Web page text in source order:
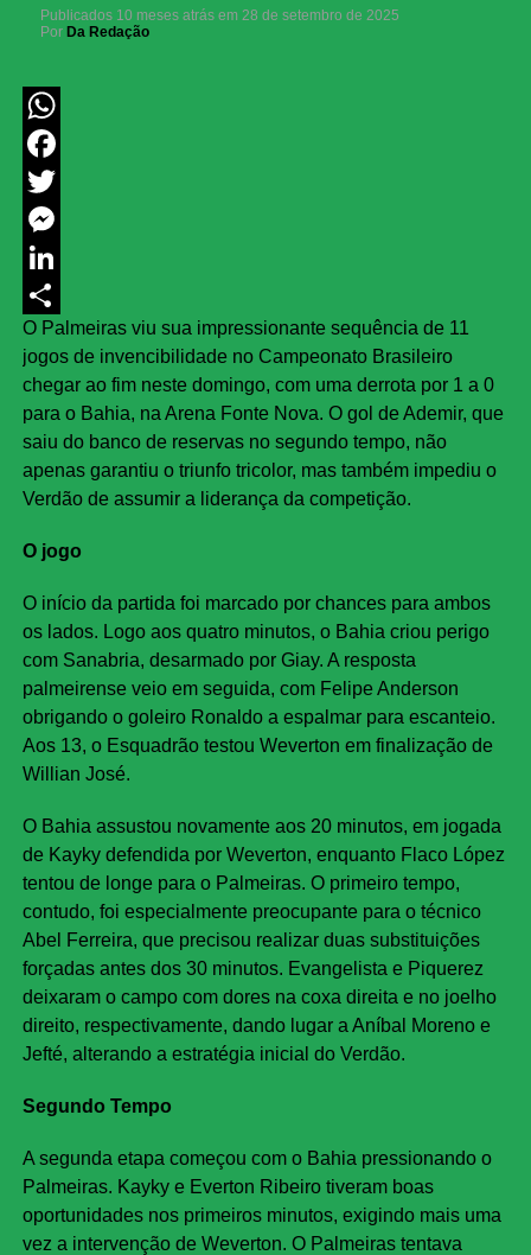
Publicados 10 meses atrás em 28 de setembro de 2025
Por Da Redação
WhatsApp
Facebook
Twitter
Messenger
LinkedIn
Share
O Palmeiras viu sua impressionante sequência de 11
jogos de invencibilidade no Campeonato Brasileiro
chegar ao fim neste domingo, com uma derrota por 1 a 0
para o Bahia, na Arena Fonte Nova. O gol de Ademir, que
saiu do banco de reservas no segundo tempo, não
apenas garantiu o triunfo tricolor, mas também impediu o
Verdão de assumir a liderança da competição.
O jogo
O início da partida foi marcado por chances para ambos
os lados. Logo aos quatro minutos, o Bahia criou perigo
com Sanabria, desarmado por Giay. A resposta
palmeirense veio em seguida, com Felipe Anderson
obrigando o goleiro Ronaldo a espalmar para escanteio.
Aos 13, o Esquadrão testou Weverton em finalização de
Willian José.
O Bahia assustou novamente aos 20 minutos, em jogada
de Kayky defendida por Weverton, enquanto Flaco López
tentou de longe para o Palmeiras. O primeiro tempo,
contudo, foi especialmente preocupante para o técnico
Abel Ferreira, que precisou realizar duas substituições
forçadas antes dos 30 minutos. Evangelista e Piquerez
deixaram o campo com dores na coxa direita e no joelho
direito, respectivamente, dando lugar a Aníbal Moreno e
Jefté, alterando a estratégia inicial do Verdão.
Segundo Tempo
A segunda etapa começou com o Bahia pressionando o
Palmeiras. Kayky e Everton Ribeiro tiveram boas
oportunidades nos primeiros minutos, exigindo mais uma
vez a intervenção de Weverton. O Palmeiras tentava